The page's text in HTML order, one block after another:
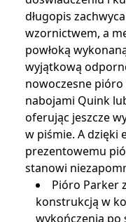
długopis
wzornictwem, a
powłoką
wyjątkową
nowoczesne pióro
nabojami Quink
oferując jeszcze
w piśmie. A dzięki
prezentowemu
stanowi
Pióro Parker
konstrukcją w
wykończenia po